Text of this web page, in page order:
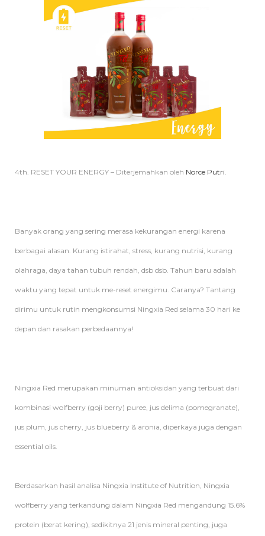
4th. RESET YOUR ENERGY – Diterjemahkan oleh Norce Putri.
Banyak orang yang sering merasa kekurangan energi karena
berbagai alasan. Kurang istirahat, stress, kurang nutrisi, kurang
olahraga, daya tahan tubuh rendah, dsb dsb. Tahun baru adalah
waktu yang tepat untuk me-reset energimu. Caranya? Tantang
dirimu untuk rutin mengkonsumsi Ningxia Red selama 30 hari ke
depan dan rasakan perbedaannya!
Ningxia Red merupakan minuman antioksidan yang terbuat dari
kombinasi wolfberry (goji berry) puree, jus delima (pomegranate),
jus plum, jus cherry, jus blueberry & aronia, diperkaya juga dengan
essential oils.
Berdasarkan hasil analisa Ningxia Institute of Nutrition, Ningxia
wolfberry yang terkandung dalam Ningxia Red mengandung 15.6%
protein (berat kering), sedikitnya 21 jenis mineral penting, juga